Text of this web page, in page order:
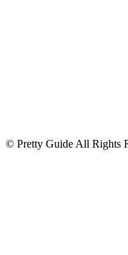
© Pretty Guide All Rights